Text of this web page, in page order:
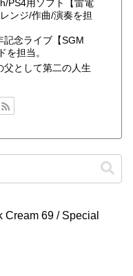
PS4用ソフト【雷電
ンジ/作曲/演奏を担
記念ライブ【SGM
を担当。
父として第二の人生
Cream 69 / Special